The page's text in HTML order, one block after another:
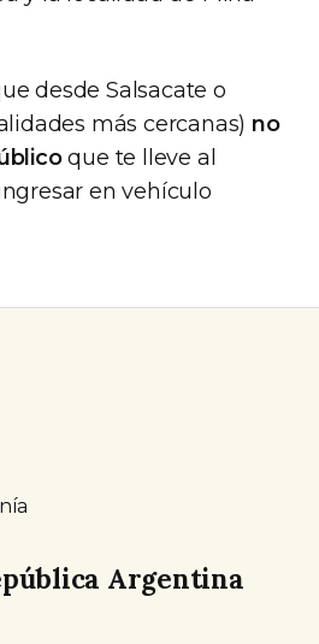
desde Salsacate o
más cercanas) no
que te lleve al
en vehículo
Argentina